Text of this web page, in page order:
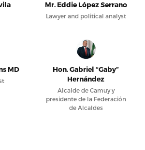
Mr. Eddie López Serrano
Lawyer and political analyst
MD
Hon. Gabriel “Gaby”
Hernández
Alcalde de Camuy y
presidente de la Federación
de Alcaldes